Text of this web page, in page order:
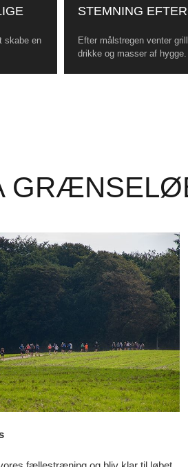
skabe en
STEMNING
Efter målstregen venter
drikke og masser af hygge.